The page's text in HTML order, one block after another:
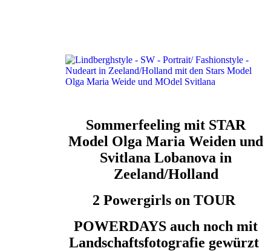
Sommerfeeling mit STAR
Model Olga Maria Weiden und
Svitlana Lobanova in
Zeeland/Holland
2 Powergirls on TOUR
POWERDAYS auch noch mit
Landschaftsfotografie gewürzt